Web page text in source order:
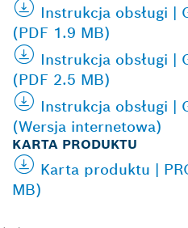
Instrukcja obsługi |
(PDF 1.9 MB)
Instrukcja obsługi |
(PDF 2.5 MB)
Instrukcja obsługi |
(Wersja internetowa)
KARTA PRODUKTU
Karta produktu |
MB)